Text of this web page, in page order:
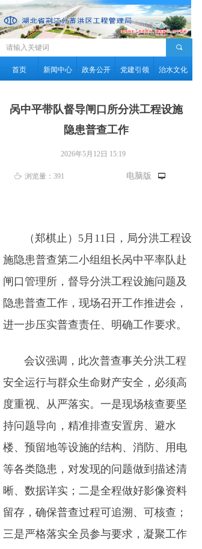
首页 新闻中心 政务公开 党建引领 治水文化
끠
呙中平带队督导闸口所分洪工程设施
隐患普查工作
（郑棋止）5月11日，局分洪工程设
施隐患普查第二小组组长呙中平率队赴
闸口管理所，督导分洪工程设施问题及
隐患普查工作，现场召开工作推进会，
进一步压实普查责任、明确工作要求。
会议强调，此次普查事关分洪工程
安全运行与群众生命财产安全，必须高
度重视、从严落实。一是现场核查要坚
持问题导向，精准排查安置房、避水
楼、预留地等设施的结构、消防、用电
等各类隐患，对发现的问题做到描述清
晰、数据详实；二是全程做好影像资料
留存，确保普查过程可追溯、可核查；
三是严格落实全员参与要求，凝聚工作
2026年5月12日 15:19
ꄘ 浏览量： 391 电脑版 넡